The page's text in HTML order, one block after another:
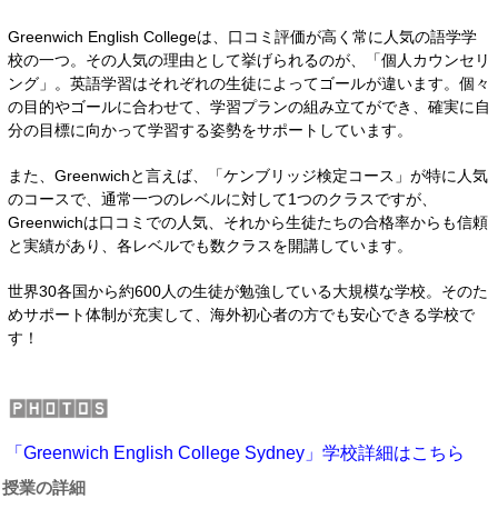
Greenwich English Collegeは、口コミ評価が高く常に人気の語学学
校の一つ。その人気の理由として挙げられるのが、「個人カウンセリ
ング」。英語学習はそれぞれの生徒によってゴールが違います。個々
の目的やゴールに合わせて、学習プランの組み立てができ、確実に自
分の目標に向かって学習する姿勢をサポートしています。
また、Greenwichと言えば、「ケンブリッジ検定コース」が特に人気
のコースで、通常一つのレベルに対して1つのクラスですが、
Greenwichは口コミでの人気、それから生徒たちの合格率からも信頼
と実績があり、各レベルでも数クラスを開講しています。
世界30各国から約600人の生徒が勉強している大規模な学校。そのた
めサポート体制が充実して、海外初心者の方でも安心できる学校で
す！
「Greenwich English College Sydney」学校詳細はこちら
授業の詳細